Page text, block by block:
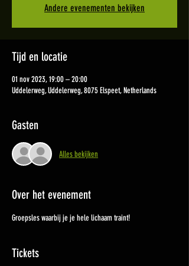
Andere evenementen bekijken
Tijd en locatie
01 nov 2023, 19:00 – 20:00
Uddelerweg, Uddelerweg, 8075 Elspeet, Netherlands
Gasten
Alles bekijken
Over het evenement
Groepsles waarbij je je hele lichaam traint!
Tickets